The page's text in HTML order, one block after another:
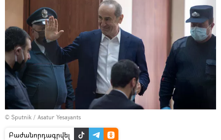
© Sputnik / Asatur Yesayants
Բաժանորդագրվել